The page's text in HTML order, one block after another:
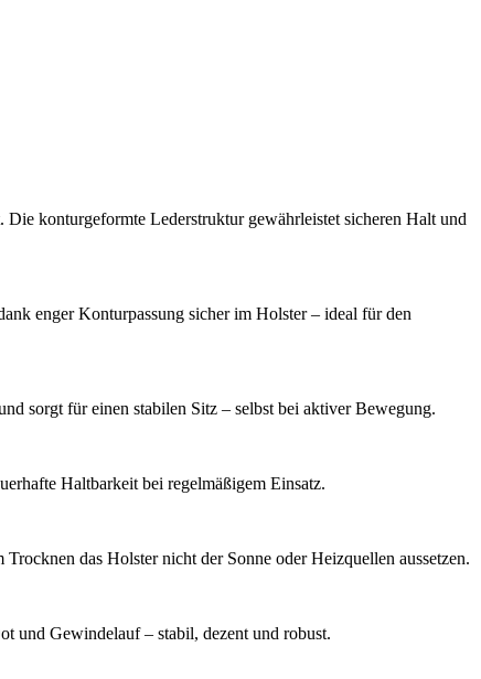
konturgeformte Lederstruktur gewährleistet sicheren Halt und
enger Konturpassung sicher im Holster – ideal für den
sorgt für einen stabilen Sitz – selbst bei aktiver Bewegung.
Haltbarkeit bei regelmäßigem Einsatz.
das Holster nicht der Sonne oder Heizquellen aussetzen.
und Gewindelauf – stabil, dezent und robust.